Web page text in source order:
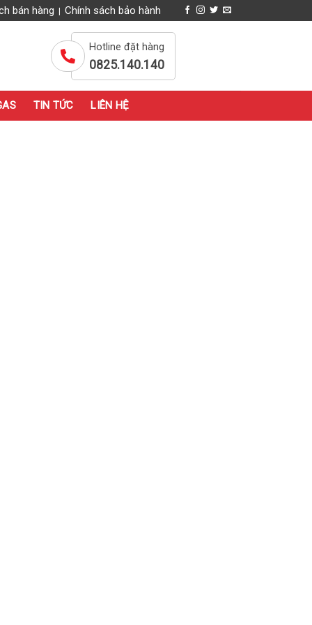
bán hàng Chính sách bảo hành
Hotline đặt hàng
0825.140.140
TIN TỨC LIÊN HỆ